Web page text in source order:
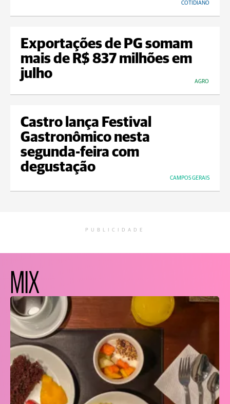
COTIDIANO
Exportações de PG somam
mais de R$ 837 milhões em
julho
AGRO
Castro lança Festival
Gastronômico nesta
segunda-feira com
degustação
CAMPOS GERAIS
PUBLICIDADE
MIX